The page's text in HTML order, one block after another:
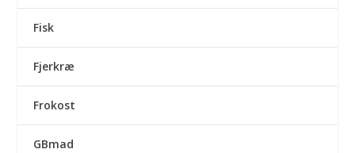
Fisk
Fjerkræ
Frokost
GBmad